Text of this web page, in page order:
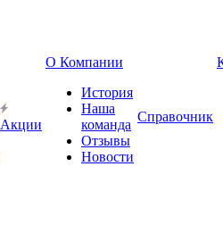
Акции
О Компании
История
Наша
команда
Отзывы
Новости
Справочник